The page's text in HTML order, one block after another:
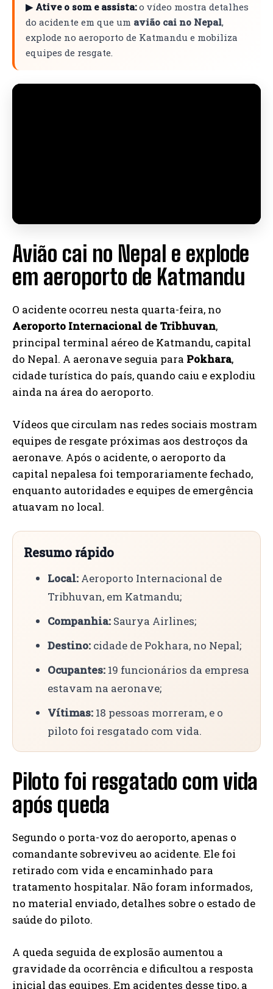
▶ Ative o som e assista:o vídeo mostra detalhes
do acidente em que um avião cai no Nepal,
explode no aeroporto de Katmandu e mobiliza
equipes de resgate.
Avião cai no Nepal e explode
em aeroporto de Katmandu
O acidente ocorreu nesta quarta-feira, no
Aeroporto Internacional de Tribhuvan,
principal terminal aéreo de Katmandu, capital
do Nepal. A aeronave seguia para Pokhara,
cidade turística do país, quando caiu e explodiu
ainda na área do aeroporto.
Vídeos que circulam nas redes sociais mostram
equipes de resgate próximas aos destroços da
aeronave. Após o acidente, o aeroporto da
capital nepalesa foi temporariamente fechado,
enquanto autoridades e equipes de emergência
atuavam no local.
Resumo rápido
Local: Aeroporto Internacional de
Tribhuvan, em Katmandu;
Companhia: Saurya Airlines;
Destino: cidade de Pokhara, no Nepal;
Ocupantes: 19 funcionários da empresa
estavam na aeronave;
Vítimas: 18 pessoas morreram, e o
piloto foi resgatado com vida.
Piloto foi resgatado com vida
após queda
Segundo o porta-voz do aeroporto, apenas o
comandante sobreviveu ao acidente. Ele foi
retirado com vida e encaminhado para
tratamento hospitalar. Não foram informados,
no material enviado, detalhes sobre o estado de
saúde do piloto.
A queda seguida de explosão aumentou a
gravidade da ocorrência e dificultou a resposta
inicial das equipes. Em acidentes desse tipo, a